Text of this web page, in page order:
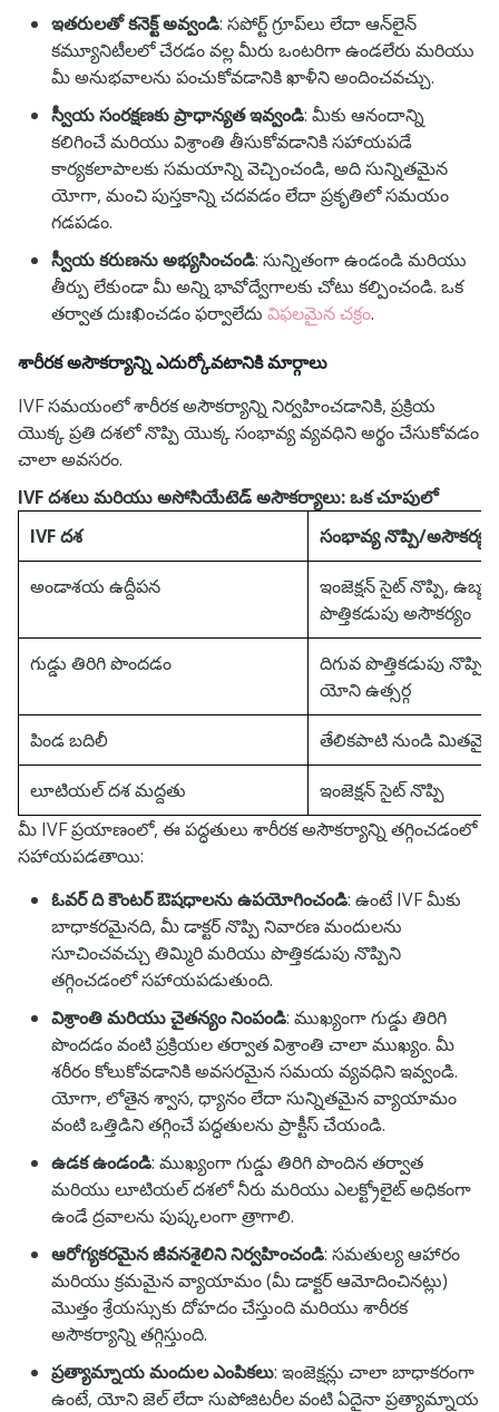
ఇతరులతో కనెక్ట్ అవ్వండి: సపోర్ట్ గ్రూప్‌లు లేదా ఆన్‌లైన్
కమ్యూనిటీలలో చేరడం వల్ల మీరు ఒంటరిగా ఉండలేరు మరియు
మీ అనుభవాలను పంచుకోవడానికి ఖాళీని అందించవచ్చు.
స్వీయ సంరక్షణకు ప్రాధాన్యత ఇవ్వండి: మీకు ఆనందాన్ని
కలిగించే మరియు విశ్రాంతి తీసుకోవడానికి సహాయపడే
కార్యకలాపాలకు సమయాన్ని వెచ్చించండి, అది సున్నితమైన
యోగా, మంచి పుస్తకాన్ని చదవడం లేదా ప్రకృతిలో సమయం
గడపడం.
స్వీయ కరుణను అభ్యసించండి: సున్నితంగా ఉండండి మరియు
తీర్పు లేకుండా మీ అన్ని భావోద్వేగాలకు చోటు కల్పించండి. ఒక
తర్వాత దుఃఖించడం ఫర్వాలేదు విఫలమైన చక్రం.
శారీరక అసౌకర్యాన్ని ఎదుర్కోవటానికి మార్గాలు
IVF సమయంలో శారీరక అసౌకర్యాన్ని నిర్వహించడానికి, ప్రక్రియ
యొక్క ప్రతి దశలో నొప్పి యొక్క సంభావ్య వ్యవధిని అర్థం చేసుకోవడం
చాలా అవసరం.
IVF దశలు మరియు అసోసియేటెడ్ అసౌకర్యాలు: ఒక చూపులో
IVF దశ
సంభావ్య నొప్పి/అసౌకర్యం
అండాశయ ఉద్దీపన
ఇంజెక్షన్ సైట్ నొప్పి,
పొత్తికడుపు అసౌకర్యం
గుడ్డు తిరిగి పొందడం
దిగువ పొత్తికడుపు నొప్పి
యోని ఉత్సర్గ
పిండ బదిలీ తేలికపాటి నుండి
లూటియల్ దశ మద్దతు
ఇంజెక్షన్ సైట్ నొప్పి
మీ IVF ప్రయాణంలో, ఈ పద్ధతులు శారీరక అసౌకర్యాన్ని తగ్గించడంలో
సహాయపడతాయి:
ఓవర్ ది కౌంటర్ ఔషధాలను ఉపయోగించండి: ఉంటేIVF మీకు
బాధాకరమైనది, మీ డాక్టర్ నొప్పి నివారణ మందులను
సూచించవచ్చుతిమ్మిరి మరియు పొత్తికడుపు నొప్పిని
తగ్గించడంలో సహాయపడుతుంది.
విశ్రాంతి మరియు చైతన్యం నింపండి: ముఖ్యంగా గుడ్డు తిరిగి
పొందడం వంటి ప్రక్రియల తర్వాత విశ్రాంతి చాలా ముఖ్యం. మీ
శరీరం కోలుకోవడానికి అవసరమైన సమయ వ్యవధిని ఇవ్వండి.
యోగా, లోతైన శ్వాస, ధ్యానం లేదా సున్నితమైన వ్యాయామం
వంటి ఒత్తిడిని తగ్గించే పద్ధతులను ప్రాక్టీస్ చేయండి.
ఉడక ఉండండి: ముఖ్యంగా గుడ్డు తిరిగి పొందిన తర్వాత
మరియు లూటియల్ దశలో నీరు మరియు ఎలక్ట్రోలైట్ అధికంగా
ఉండే ద్రవాలను పుష్కలంగా త్రాగాలి.
ఆరోగ్యకరమైన జీవనశైలిని నిర్వహించండి: సమతుల్య ఆహారం
మరియు క్రమమైన వ్యాయామం (మీ డాక్టర్ ఆమోదించినట్లు)
మొత్తం శ్రేయస్సుకు దోహదం చేస్తుంది మరియు శారీరక
అసౌకర్యాన్ని తగ్గిస్తుంది.
ప్రత్యామ్నాయ మందుల ఎంపికలు: ఇంజెక్షన్లు చాలా బాధాకరంగా
ఉంటే, యోని జెల్ లేదా సుపోజిటరీల వంటి ఏదైనా ప్రత్యామ్నాయ